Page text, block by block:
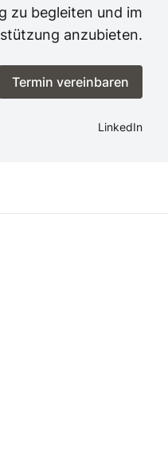
zu begleiten und im
anzubieten.
Termin vereinbaren
LinkedIn